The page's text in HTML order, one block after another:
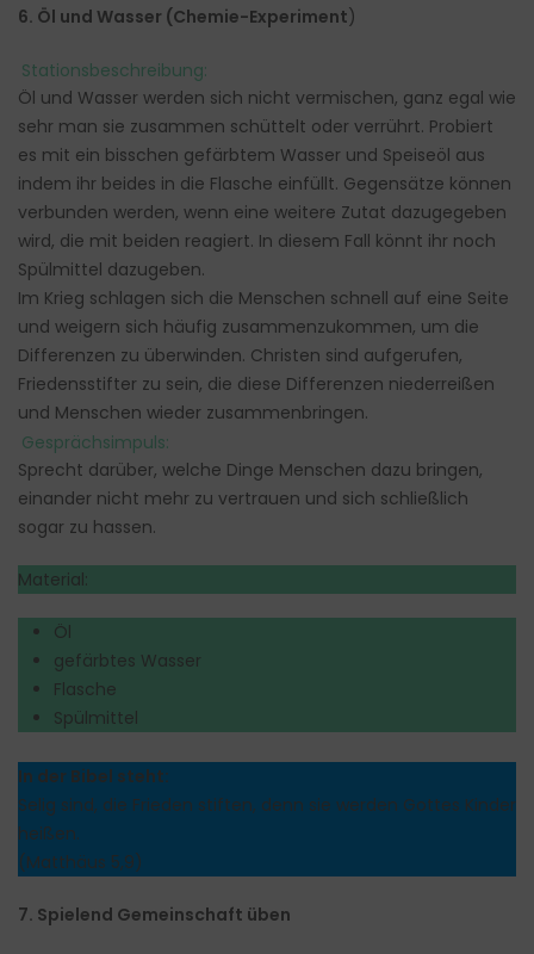
6. Öl und Wasser (Chemie-Experiment)
Stationsbeschreibung:
Öl und Wasser werden sich nicht vermischen, ganz egal wie
sehr man sie zusammen schüttelt oder verrührt. Probiert
es mit ein bisschen gefärbtem Wasser und Speiseöl aus
indem ihr beides in die Flasche einfüllt. Gegensätze können
verbunden werden, wenn eine weitere Zutat dazugegeben
wird, die mit beiden reagiert. In diesem Fall könnt ihr noch
Spülmittel dazugeben.
Im Krieg schlagen sich die Menschen schnell auf eine Seite
und weigern sich häufig zusammenzukommen, um die
Differenzen zu überwinden. Christen sind aufgerufen,
Friedensstifter zu sein, die diese Differenzen niederreißen
und Menschen wieder zusammenbringen.
Gesprächsimpuls:
Sprecht darüber, welche Dinge Menschen dazu bringen,
einander nicht mehr zu vertrauen und sich schließlich
sogar zu hassen.
Material:
Öl
gefärbtes Wasser
Flasche
Spülmittel
In der Bibel steht:
Selig sind, die Frieden stiften, denn sie werden Gottes Kinder
heißen.
(Matthäus 5,9)
7. Spielend Gemeinschaft üben